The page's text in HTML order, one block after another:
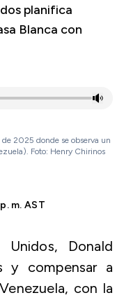
planifica
Blanca con
2025 donde se observa un
Foto: Henry Chirinos
m. AST
Donald
y compensar a
con la